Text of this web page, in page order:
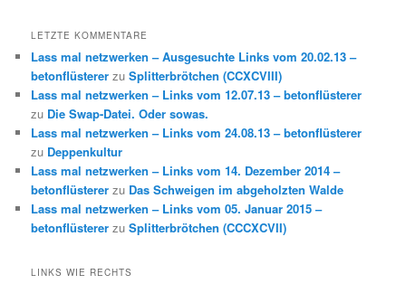
LETZTE KOMMENTARE
Lass mal netzwerken – Ausgesuchte Links vom 20.02.13 –
betonflüsterer zuSplitterbrötchen (CCXCVIII)
Lass mal netzwerken – Links vom 12.07.13 – betonflüsterer
zu Die Swap-Datei. Oder sowas.
Lass mal netzwerken – Links vom 24.08.13 – betonflüsterer
zu Deppenkultur
Lass mal netzwerken – Links vom 14. Dezember 2014 –
betonflüsterer zu Das Schweigen im abgeholzten Walde
Lass mal netzwerken – Links vom 05. Januar 2015 –
betonflüsterer zuSplitterbrötchen (CCCXCVII)
LINKS WIE RECHTS